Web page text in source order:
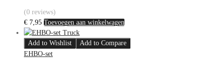
(0 reviews)
€ 7,95 Toevoegen aan winkelwagen
Add to Wishlist
Add to Compare
EHBO-set